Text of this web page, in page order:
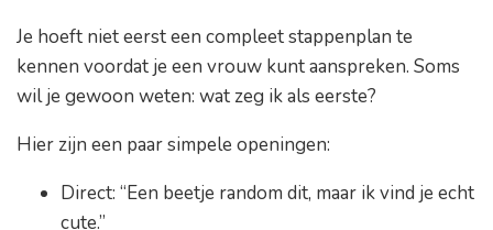
Je hoeft niet eerst een compleet stappenplan te
kennen voordat je een vrouw kunt aanspreken. Soms
wil je gewoon weten: wat zeg ik als eerste?
Hier zijn een paar simpele openingen:
Direct: “Een beetje random dit, maar ik vind je echt
cute.”